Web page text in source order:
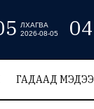
ЛХАГВА
2026-08-05
04
ГАДААД МЭДЭЭ